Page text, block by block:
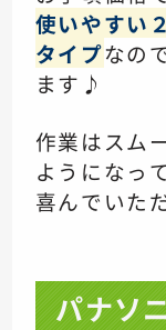
使いやすい
タイプなの
ます♪
作業はスム
ようになっ
喜んでいた
パナソ